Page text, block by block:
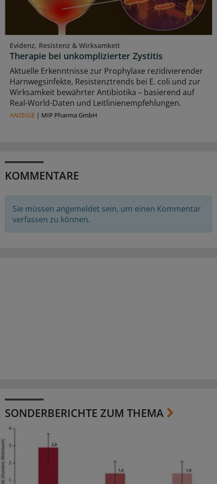
Evidenz, Resistenz & Wirksamkeit
Therapie bei unkomplizierter Zystitis
Aktuelle Erkenntnisse zur Prophylaxe rezidivierender
Harnwegsinfekte, Resistenztrends bei E. coli und zur
Wirksamkeit bewährter Antibiotika – basierend auf
Real-World-Daten und Leitlinienempfehlungen.
ANZEIGE | MIP Pharma GmbH
KOMMENTARE
Sie müssen angemeldet sein, um einen Kommentar
verfassen zu können.
SONDERBERICHTE ZUM THEMA